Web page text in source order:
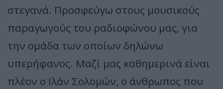
στεγανά. Προσφεύγω στους μουσικούς
παραγωγούς του ραδιοφώνου μας, για
την ομάδα των οποίων δηλώνω
υπερήφανος. Μαζί μας καθημερινά είναι
πλέον ο Ιλάν Σολομών, ο άνθρωπος που